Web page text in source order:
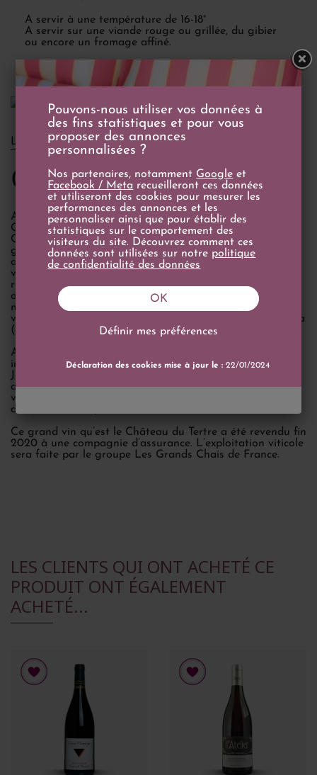
A servir à une température de 16-18°
A servir sur une viande rouge ou grillée, du gibier
ou encore un fromage affiné.
LE DOMAINE
Château du Tertre
Au cours du millésime 1961, la famille Capbern-
Gasquetton, également propriétaire alors du Château
Calon Ségur, rachète le Château du Tertre et lance de
gros investissements afin de rénover le vignoble mais
aussi le chai et le cuvier. Malheureusement, le travail à la
vigne et les nouveaux millésimes ne permettent pas de
redonner aux vins du Tertre la qualité en dégustation qui
ont fait leur renommée. C’est pourquoi deux ans après la
mort de Phillippe Capbern-Gasquetton, ses héritiers
vendent le Château du Tertre en 1997, à Albada Jelgersma
(aussi propriétaire du Château Giscours).
Alexander Van Beek en devient alors le directeur et
imprime sa patte sur le vignoble du Château du Tertre.
aussi permettre une nette amélioration de la qualité des
vins. Les rendements sont limités pour assurer des raisins
d’une meilleure qualité.
Ce grand vin qu’est le Château du Tertre a été revendu fin
2020 à une compagnie d’assurance. L’exploitation viticole
sera faite par le groupe Les Grands Chais de France.
LES CLIENTS QUI ONT ACHETÉ CE
PRODUIT ONT ÉGALEMENT
ACHETÉ...
Pouvons-nous utiliser vos données à
des fins statistiques et pour vous
proposer des annonces
personnalisées ?
Nos partenaires, notamment Google et
Facebook / Meta recueilleront ces données
et utiliseront des cookies pour mesurer les
performances des annonces et les
personnaliser ainsi que pour établir des
statistiques sur le comportement des
visiteurs du site. Découvrez comment ces
données sont utilisées sur notre politique
de confidentialité des données
Définir mes préférences
OK
Déclaration des cookies mise à jour le :22/01/2024